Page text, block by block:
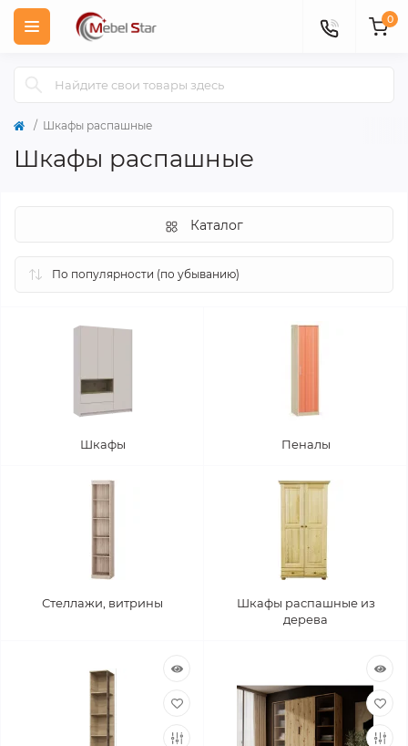
0
Шкафы распашные
Шкафы распашные
Каталог
Шкафы Пеналы
Стеллажи, витрины
Шкафы распашные из
дерева